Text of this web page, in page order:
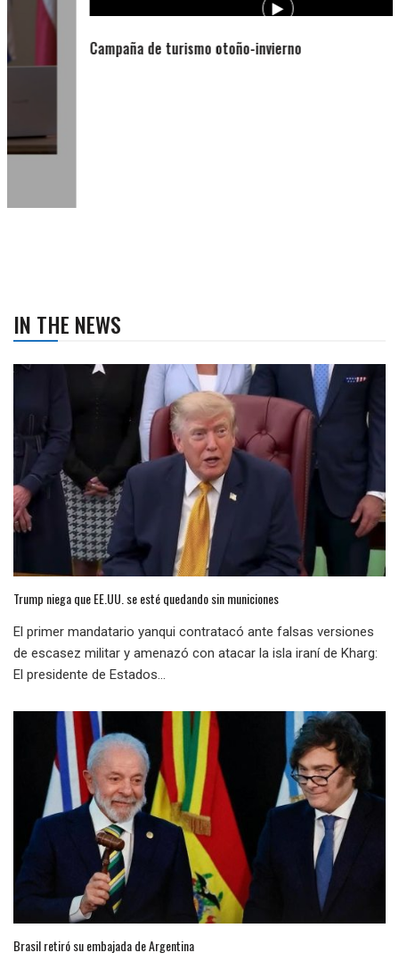
Campaña de turismo otoño-invierno
IN THE NEWS
Trump niega que EE.UU. se esté quedando sin municiones
El primer mandatario yanqui contratacó ante falsas versiones
de escasez militar y amenazó con atacar la isla iraní de Kharg:
El presidente de Estados...
Brasil retiró su embajada de Argentina